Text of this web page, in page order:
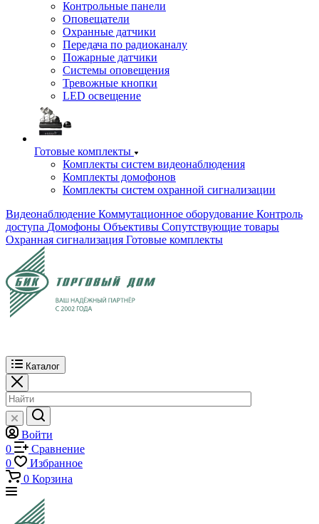
Контрольные панели
Оповещатели
Охранные датчики
Передача по радиоканалу
Пожарные датчики
Системы оповещения
Тревожные кнопки
LED освещение
Готовые комплекты
Комплекты систем видеонаблюдения
Комплекты домофонов
Комплекты систем охранной сигнализации
Видеонаблюдение Коммутационное оборудование Контроль
доступа Домофоны Объективы Сопутствующие товары
Охранная сигнализация Готовые комплекты
Каталог
Войти
0
Сравнение
0
Избранное
0 Корзина